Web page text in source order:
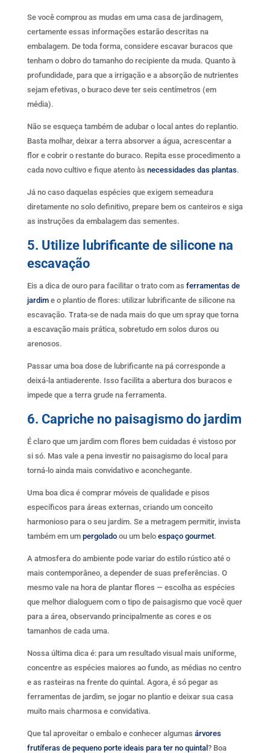
Se você comprou as mudas em uma casa de jardinagem,
certamente essas informações estarão descritas na
embalagem. De toda forma, considere escavar buracos que
tenham o dobro do tamanho do recipiente da muda. Quanto à
profundidade, para que a irrigação e a absorção de nutrientes
sejam efetivas, o buraco deve ter seis centímetros (em
média).
Não se esqueça também de adubar o local antes do replantio.
Basta molhar, deixar a terra absorver a água, acrescentar a
flor e cobrir o restante do buraco. Repita esse procedimento a
cada novo cultivo e fique atento às necessidades das plantas.
Já no caso daquelas espécies que exigem semeadura
diretamente no solo definitivo, prepare bem os canteiros e siga
as instruções da embalagem das sementes.
5. Utilize lubrificante de silicone na
escavação
Eis a dica de ouro para facilitar o trato com as ferramentas de
jardime o plantio de flores: utilizar lubrificante de silicone na
escavação. Trata-se de nada mais do que um spray que torna
a escavação mais prática, sobretudo em solos duros ou
arenosos.
Passar uma boa dose de lubrificante na pá corresponde a
deixá-la antiaderente. Isso facilita a abertura dos buracos e
impede que a terra grude na ferramenta.
6. Capriche no paisagismo do jardim
É claro que um jardim com flores bem cuidadas é vistoso por
si só. Mas vale a pena investir no paisagismo do local para
torná-lo ainda mais convidativo e aconchegante.
Uma boa dica é comprar móveis de qualidade e pisos
específicos para áreas externas, criando um conceito
harmonioso para o seu jardim. Se a metragem permitir, invista
também em um pergoladoou um belo espaço gourmet.
A atmosfera do ambiente pode variar do estilo rústico até o
mais contemporâneo, a depender de suas preferências. O
mesmo vale na hora de plantar flores — escolha as espécies
que melhor dialoguem com o tipo de paisagismo que você quer
para a área, observando principalmente as cores e os
tamanhos de cada uma.
Nossa última dica é: para um resultado visual mais uniforme,
concentre as espécies maiores ao fundo, as médias no centro
e as rasteiras na frente do quintal. Agora, é só pegar as
ferramentas de jardim, se jogar no plantio e deixar sua casa
muito mais charmosa e convidativa.
Que tal aproveitar o embalo e conhecer algumas árvores
frutíferas de pequeno porte ideais para ter no quintal? Boa